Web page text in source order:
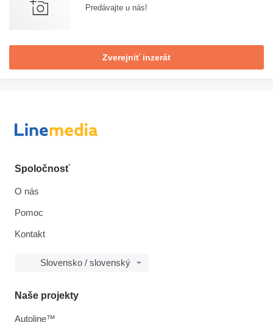
Predávajte u nás!
Zverejniť inzerát
Spoločnosť
O nás
Pomoc
Kontakt
Slovensko / slovenský
Naše projekty
Autoline™